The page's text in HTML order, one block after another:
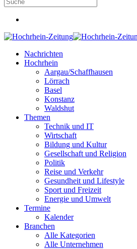
Nachrichten
Hochrhein
Aargau/Schaffhausen
Lörrach
Basel
Konstanz
Waldshut
Themen
Technik und IT
Wirtschaft
Bildung und Kultur
Gesellschaft und Religion
Politik
Reise und Verkehr
Gesundheit und Lifestyle
Sport und Freizeit
Energie und Umwelt
Termine
Kalender
Branchen
Alle Kategorien
Alle Unternehmen